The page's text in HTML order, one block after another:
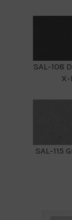
SAL-108
SAL-115